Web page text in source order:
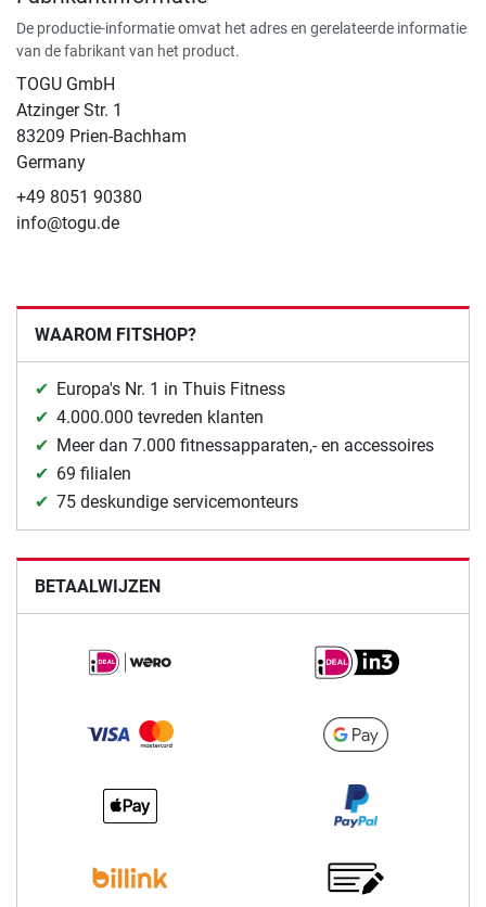
De productie-informatie omvat het adres en gerelateerde informatie
van de fabrikant van het product.
TOGU GmbH
Atzinger Str. 1
83209 Prien-Bachham
Germany
+49 8051 90380
info@togu.de
WAAROM FITSHOP?
Europa's Nr. 1 in Thuis Fitness
4.000.000 tevreden klanten
Meer dan 7.000 fitnessapparaten,- en accessoires
69 filialen
75 deskundige servicemonteurs
BETAALWIJZEN